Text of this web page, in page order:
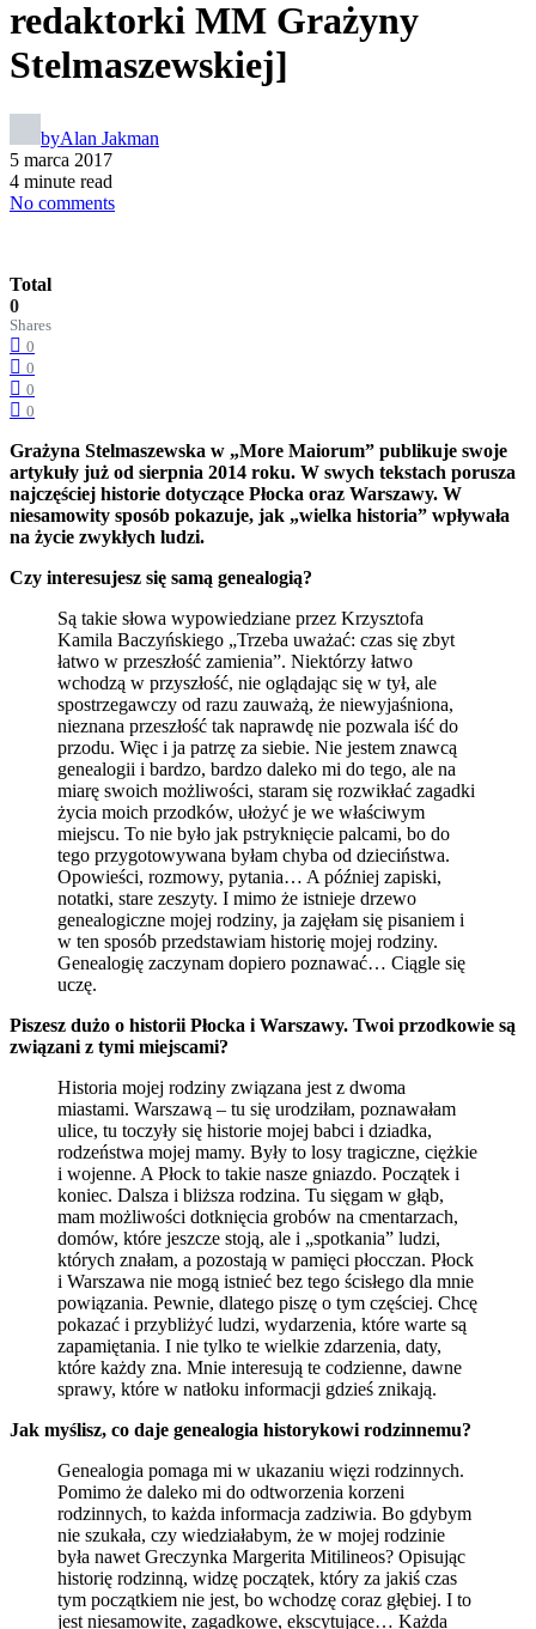
redaktorki MM Grażyny
Stelmaszewskiej]
byAlan Jakman
5 marca 2017
4 minute read
No comments
Total
0
Shares
0
0
0
0
Grażyna Stelmaszewska w „More Maiorum” publikuje swoje
artykuły już od sierpnia 2014 roku. W swych tekstach porusza
najczęściej historie dotyczące Płocka oraz Warszawy. W
niesamowity sposób pokazuje, jak „wielka historia” wpływała
na życie zwykłych ludzi.
Czy interesujesz się samą genealogią?
Są takie słowa wypowiedziane przez Krzysztofa
Kamila Baczyńskiego „Trzeba uważać: czas się zbyt
łatwo w przeszłość zamienia”. Niektórzy łatwo
wchodzą w przyszłość, nie oglądając się w tył, ale
spostrzegawczy od razu zauważą, że niewyjaśniona,
nieznana przeszłość tak naprawdę nie pozwala iść do
przodu. Więc i ja patrzę za siebie. Nie jestem znawcą
genealogii i bardzo, bardzo daleko mi do tego, ale na
miarę swoich możliwości, staram się rozwikłać zagadki
życia moich przodków, ułożyć je we właściwym
miejscu. To nie było jak pstryknięcie palcami, bo do
tego przygotowywana byłam chyba od dzieciństwa.
Opowieści, rozmowy, pytania… A później zapiski,
notatki, stare zeszyty. I mimo że istnieje drzewo
genealogiczne mojej rodziny, ja zajęłam się pisaniem i
w ten sposób przedstawiam historię mojej rodziny.
Genealogię zaczynam dopiero poznawać… Ciągle się
uczę.
Piszesz dużo o historii Płocka i Warszawy. Twoi przodkowie są
związani z tymi miejscami?
Historia mojej rodziny związana jest z dwoma
miastami. Warszawą – tu się urodziłam, poznawałam
ulice, tu toczyły się historie mojej babci i dziadka,
rodzeństwa mojej mamy. Były to losy tragiczne, ciężkie
i wojenne. A Płock to takie nasze gniazdo. Początek i
koniec. Dalsza i bliższa rodzina. Tu sięgam w głąb,
mam możliwości dotknięcia grobów na cmentarzach,
domów, które jeszcze stoją, ale i „spotkania” ludzi,
których znałam, a pozostają w pamięci płocczan. Płock
i Warszawa nie mogą istnieć bez tego ścisłego dla mnie
powiązania. Pewnie, dlatego piszę o tym częściej. Chcę
pokazać i przybliżyć ludzi, wydarzenia, które warte są
zapamiętania. I nie tylko te wielkie zdarzenia, daty,
które każdy zna. Mnie interesują te codzienne, dawne
sprawy, które w natłoku informacji gdzieś znikają.
Jak myślisz, co daje genealogia historykowi rodzinnemu?
Genealogia pomaga mi w ukazaniu więzi rodzinnych.
Pomimo że daleko mi do odtworzenia korzeni
rodzinnych, to każda informacja zadziwia. Bo gdybym
nie szukała, czy wiedziałabym, że w mojej rodzinie
była nawet Greczynka Margerita Mitilineos? Opisując
historię rodzinną, widzę początek, który za jakiś czas
tym początkiem nie jest, bo wchodzę coraz głębiej. I to
jest niesamowite, zagadkowe, ekscytujące… Każda